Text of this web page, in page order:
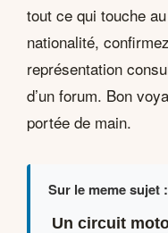
tout ce qui touche
nationalité,
représentation
d’un forum. Bon
portée de main.
Sur le meme sujet :
Un circuit